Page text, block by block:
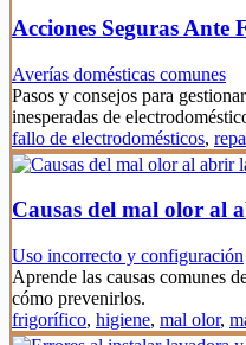
Acciones Seguras Ante
Averías domésticas comunes
Pasos y consejos para
inesperadas de
fallo de electrodomésticos,
Causas del mal olor al
Uso incorrecto y configuración
Aprende las causas comunes
cómo prevenirlos.
frigorífico, higiene, mal olor,